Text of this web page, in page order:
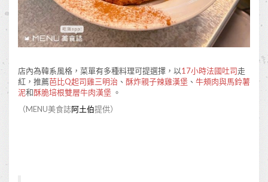
店內為韓系風格，菜單有多種料理可提選擇，以17小時法國吐司走
紅，推薦芭比Q起司雞三明治 、 酥炸親子辣雞漢堡 、 牛頰肉與馬鈴薯
泥和酥脆培根雙層牛肉漢堡 。
（MENU美食誌阿土伯提供）